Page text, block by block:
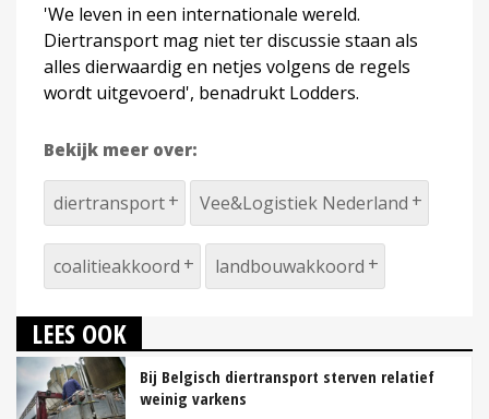
'We leven in een internationale wereld.
Diertransport mag niet ter discussie staan als
alles dierwaardig en netjes volgens de regels
wordt uitgevoerd', benadrukt Lodders.
Bekijk meer over:
diertransport Vee&Logistiek Nederland
coalitieakkoord landbouwakkoord
LEES OOK
Bij Belgisch diertransport sterven relatief
weinig varkens